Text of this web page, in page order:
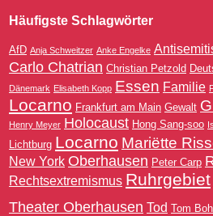
Häufigste Schlagwörter
AfD Anja Schweitzer Anke Engelke
Carlo Chatrian Christian Petzold
Dänemark Elisabeth Kopp Essen Familie
Locarno Frankfurt am Main Gewalt
Henry Meyer Holocaust Hong Sang-soo
Lichtburg Locarno Mariëtte
New York Oberhausen Peter Carp
Rechtsextremismus Ruhrgebiet
Theater Oberhausen Tod Tom